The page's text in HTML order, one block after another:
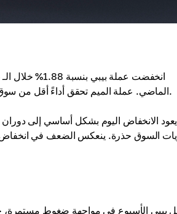
الماضي. عملة الميم تحقق أداءً أقل من سوق العملات المشفرة الأوسع، حيث يواصل المستثمرون تقليل تعرضهم للأصول عالية المخاطر.
يعود الانخفاض اليوم بشكل أساسي إلى
السوق حذرة. ينعكس الضعف في انخفاض
بيبي الأسبوع في مواجهة ضغوط مستمرة،